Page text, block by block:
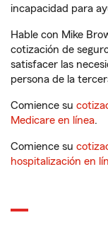
incapacidad para
Hable con Mike
cotización de
satisfacer las
persona de la
Comience su
Medicare en línea.
Comience su
hospitalización en